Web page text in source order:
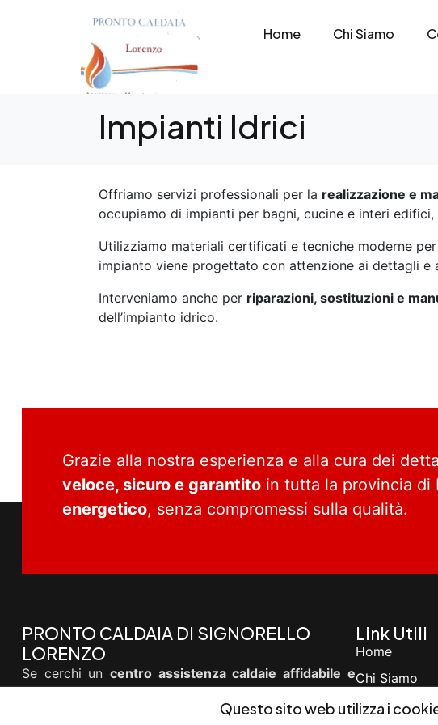
Home Chi Siamo
Impianti Idrici
Offriamo servizi professionali per la realizzazione e
occupiamo di impianti per bagni, cucine e interi
Utilizziamo materiali certificati e tecniche moderne
impianto viene progettato con attenzione ai dettagli e
Interveniamo anche per riparazioni, sostituzioni e
dell’impianto idrico.
Grazie alla nostra esperienza e alla cura dei
veloce, sicuro e garantito in tutta la provincia di
energetico, senza compromessi sulla qualità.
PRONTO CALDAIA DI SIGNORELLO
LORENZO
Se cerchi uncentro assistenza caldaie affidabile e
è il partner ideale per
Link Utili
Home
Chi Siamo
Cosa
Questo sito web utilizza i